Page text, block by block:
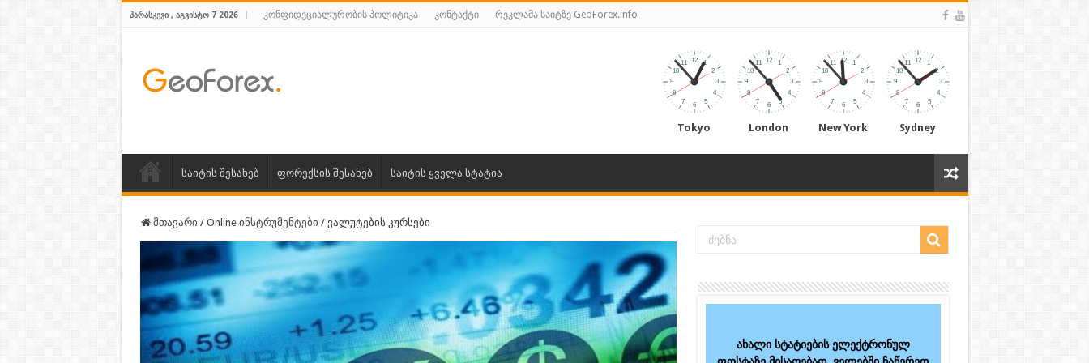
ᲞᲐᲠᲐᲡᲙᲔᲕᲘ , ᲐᲒᲕᲘᲡᲢᲝ 7 2026 კონფიდეციალურობის პოლიტიკა კონტაქტი რეკლამა საიტზე GeoForex.info
Tokyo London New York Sydney
საიტის შესახებ ფორექსის შესახებ საიტის ყველა სტატია
მთავარი / Online ინსტრუმენტები / ვალუტების კურსები
ახალი სტატიების ელექტრონულ